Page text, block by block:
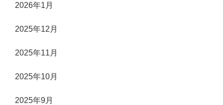
2026年1月
2025年12月
2025年11月
2025年10月
2025年9月